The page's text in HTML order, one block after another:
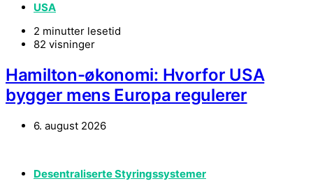
USA
2 minutter lesetid
82 visninger
Hamilton-økonomi: Hvorfor USA
bygger mens Europa regulerer
6. august 2026
Desentraliserte Styringssystemer